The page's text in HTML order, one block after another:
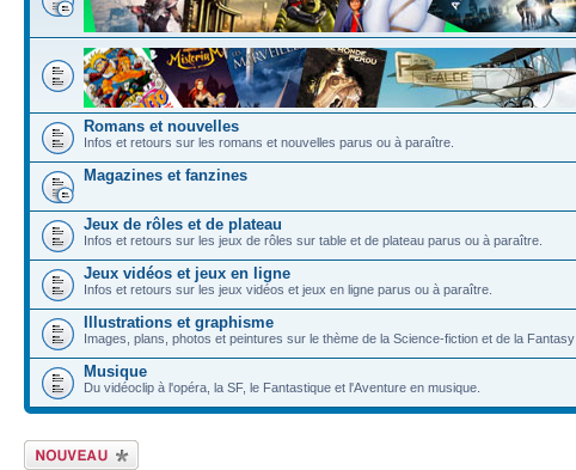
Romans et nouvelles
Infos et retours sur les romans et nouvelles parus ou à paraître.
Magazines et fanzines
Jeux de rôles et de plateau
Infos et retours sur les jeux de rôles sur table et de plateau parus ou à paraître.
Jeux vidéos et jeux en ligne
Infos et retours sur les jeux vidéos et jeux en ligne parus ou à paraître.
Illustrations et graphisme
Images, plans, photos et peintures sur le thème de la Science-fiction et de la Fantasy
Musique
Du vidéoclip à l'opéra, la SF, le Fantastique et l'Aventure en musique.
Écrire un nouveau
sujet